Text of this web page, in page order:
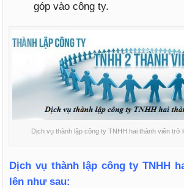
góp vào công ty.
Dịch vụ thành lập công ty TNHH hai thành viên trở
Dịch vụ thành lập công ty TNHH
lên như sau: